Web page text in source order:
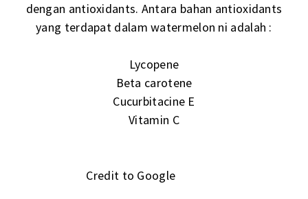
dengan antioxidants. Antara bahan antioxidants
yang terdapat dalam watermelon ni adalah :
Lycopene
Beta carotene
Cucurbitacine E
Vitamin C
Credit to Google